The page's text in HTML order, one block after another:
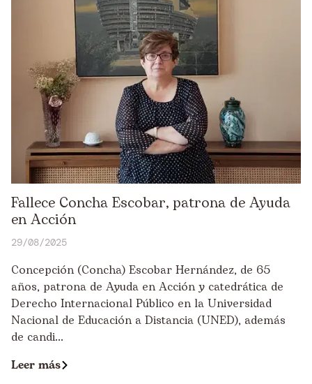
Fallece Concha Escobar, patrona de Ayuda
en Acción
29/08/2025
Concepción (Concha) Escobar Hernández, de 65
años, patrona de Ayuda en Acción y catedrática de
Derecho Internacional Público en la Universidad
Nacional de Educación a Distancia (UNED), además
de candi...
Leer más